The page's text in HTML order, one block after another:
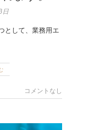
日
として、業務用エ
コメントなし